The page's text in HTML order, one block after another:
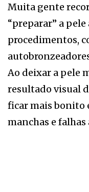
Muita gente
“preparar” a
procedimentos,
Ao deixar a pele
resultado visual
ficar mais bonito
manchas e falhas